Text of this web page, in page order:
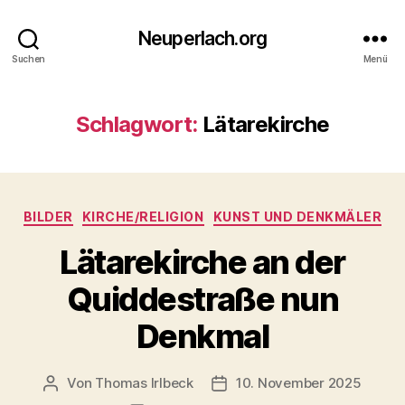
Suchen
Neuperlach.org
Menü
Schlagwort: Lätarekirche
Kategorien
BILDER KIRCHE/RELIGION KUNST UND DENKMÄLER
Lätarekirche an der
Quiddestraße nun
Denkmal
Beitragsautor
Von Thomas Irlbeck Veröffentlichungsdatum
10. November 2025